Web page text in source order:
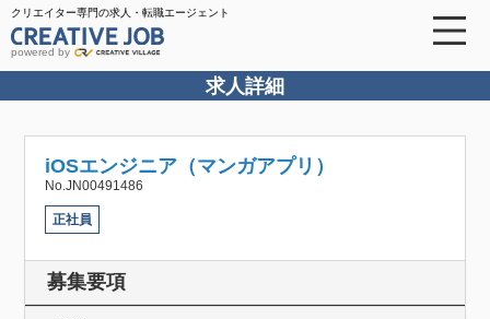
クリエイター専門の求人・転職エージェント
powered by
求人詳細
iOSエンジニア（マンガアプリ）
No.JN00491486
正社員
募集要項